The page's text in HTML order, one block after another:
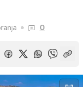
0